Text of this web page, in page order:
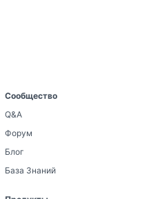
Сообщество
Q&A
Форум
Блог
База Знаний